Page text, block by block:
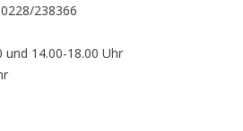
238366
und 14.00-18.00 Uhr